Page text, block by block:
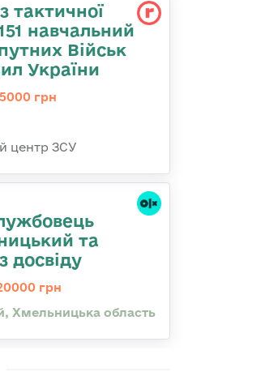
тактичної
навчальний
Військ
України
грн
центр ЗСУ
та
досвіду
грн
Хмельницька область